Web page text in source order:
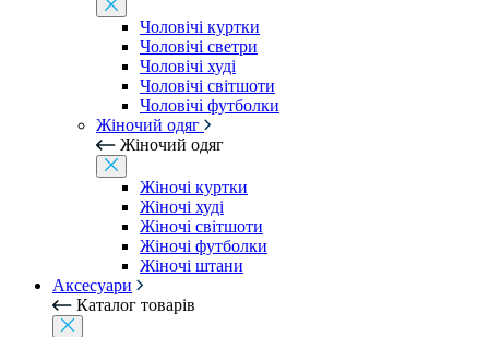
Чоловічі куртки
Чоловічі светри
Чоловічі худі
Чоловічі світшоти
Чоловічі футболки
Жіночий одяг
Жіночий одяг
Жіночі куртки
Жіночі худі
Жіночі світшоти
Жіночі футболки
Жіночі штани
Аксесуари
Каталог товарів